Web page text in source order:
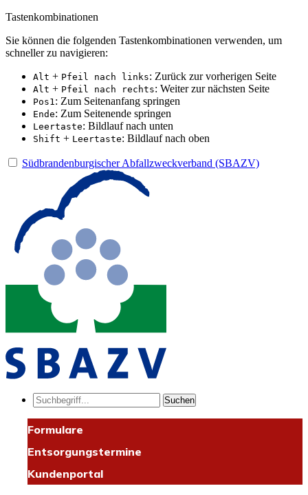
Tastenkombinationen
Sie können die folgenden Tastenkombinationen verwenden, um
schneller zu navigieren:
Alt + Pfeil nach links: Zurück zur vorherigen Seite
Alt + Pfeil nach rechts: Weiter zur nächsten Seite
Pos1: Zum Seitenanfang springen
Ende: Zum Seitenende springen
Leertaste: Bildlauf nach unten
Shift + Leertaste: Bildlauf nach oben
Südbrandenburgischer Abfallzweckverband (SBAZV)
Suchen
Formulare
Entsorgungstermine
Kundenportal